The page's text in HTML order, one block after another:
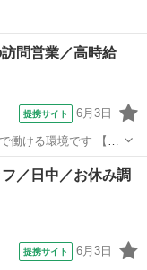
問営業／高時給
提携サイト 6月3日
る環境です 【仕
きます(*'▽') 基礎の知
／日中／お休み調
提携サイト 6月3日